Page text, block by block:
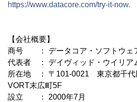
https://www.datacore.com/try-it-now.
【会社概要】
商号 ： データコア・ソフトウェ
代表者 ： デイヴィッド・ウイリア
所在地 ： 〒101-0021 東京都千代
VORT末広町5F
設立 ： 2000年7月